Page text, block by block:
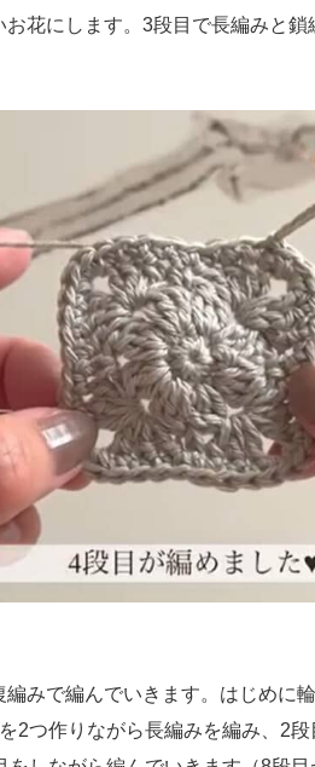
花にします。3段目で長編みと
みで編んでいきます。はじめに
2つ作りながら長編みを編み、2